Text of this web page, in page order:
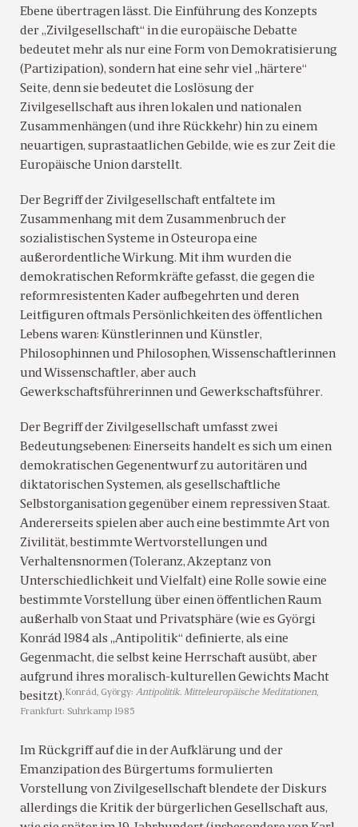
Ebene übertragen lässt. Die Einführung des Konzepts
der „Zivilgesellschaft“ in die europäische Debatte
bedeutet mehr als nur eine Form von Demokratisierung
(Partizipation), sondern hat eine sehr viel „härtere“
Seite, denn sie bedeutet die Loslösung der
Zivilgesellschaft aus ihren lokalen und nationalen
Zusammenhängen (und ihre Rückkehr) hin zu einem
neuartigen, suprastaatlichen Gebilde, wie es zur Zeit die
Europäische Union darstellt.
Der Begriff der Zivilgesellschaft entfaltete im
Zusammenhang mit dem Zusammenbruch der
sozialistischen Systeme in Osteuropa eine
außerordentliche Wirkung. Mit ihm wurden die
demokratischen Reformkräfte gefasst, die gegen die
reformresistenten Kader aufbegehrten und deren
Leitfiguren oftmals Persönlichkeiten des öffentlichen
Lebens waren: Künstlerinnen und Künstler,
Philosophinnen und Philosophen, Wissenschaftlerinnen
und Wissenschaftler, aber auch
Gewerkschaftsführerinnen und Gewerkschaftsführer.
Der Begriff der Zivilgesellschaft umfasst zwei
Bedeutungsebenen: Einerseits handelt es sich um einen
demokratischen Gegenentwurf zu autoritären und
diktatorischen Systemen, als gesellschaftliche
Selbstorganisation gegenüber einem repressiven Staat.
Andererseits spielen aber auch eine bestimmte Art von
Zivilität, bestimmte Wertvorstellungen und
Verhaltensnormen (Toleranz, Akzeptanz von
Unterschiedlichkeit und Vielfalt) eine Rolle sowie eine
bestimmte Vorstellung über einen öffentlichen Raum
außerhalb von Staat und Privatsphäre (wie es Györgi
Konrád 1984 als „Antipolitik“ definierte, als eine
Gegenmacht, die selbst keine Herrschaft ausübt, aber
aufgrund ihres moralisch-kulturellen Gewichts Macht
besitzt).Konrád, György: Antipolitik. Mitteleuropäische Meditationen,
Frankfurt: Suhrkamp 1985
Im Rückgriff auf die in der Aufklärung und der
Emanzipation des Bürgertums formulierten
Vorstellung von Zivilgesellschaft blendete der Diskurs
allerdings die Kritik der bürgerlichen Gesellschaft aus,